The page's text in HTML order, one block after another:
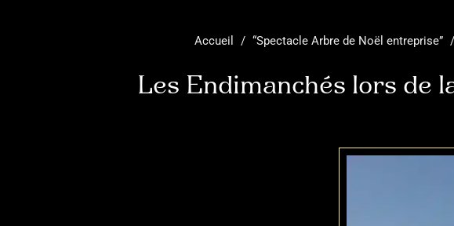
Accueil / “Spectacle Arbre de Noël entreprise” /
Les Endimanchés lors de